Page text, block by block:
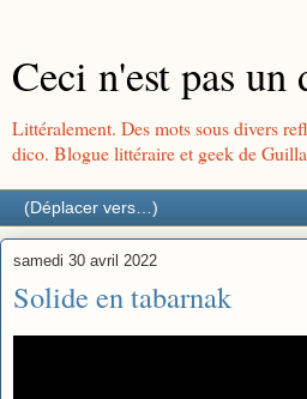
Ceci n'est pas
Littéralement. Des mots sous divers
dico. Blogue littéraire et geek de
samedi 30 avril 2022
Solide en tabarnak